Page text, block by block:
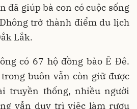
đã giúp bà con có cuộc sống
trở thành điểm du lịch
Lắk.
có 67 hộ đồng bào Ê Đê.
buôn vẫn còn giữ được
truyền thống, nhiều người
vẫn duy trì việc làm rượu